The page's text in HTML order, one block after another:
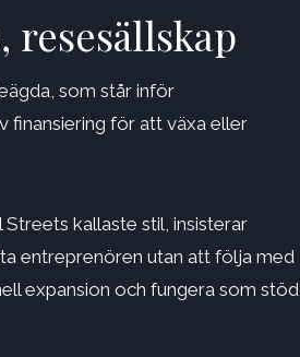
resesällskap
som står inför
finansiering för att växa eller
Streets kallaste stil, insisterar
entreprenören utan att följa med
expansion och fungera som stöd